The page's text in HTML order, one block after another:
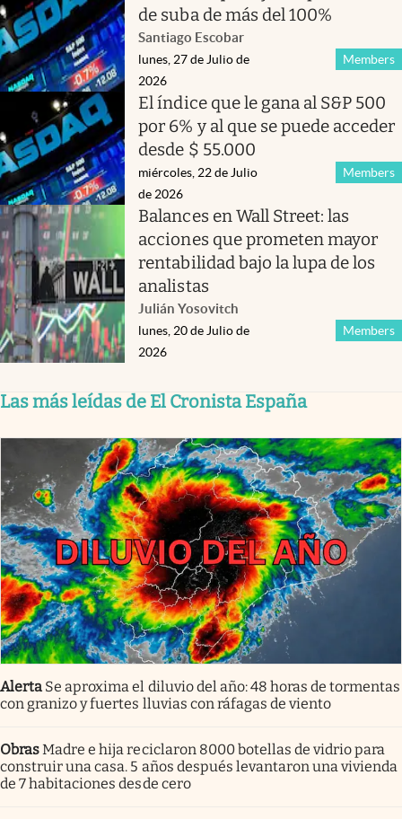
de suba de más del 100%
Santiago Escobar
Members
lunes, 27 de Julio de
2026
El índice que le gana al S&P 500
por 6% y al que se puede acceder
desde $ 55.000
Members
miércoles, 22 de Julio
de 2026
Balances en Wall Street: las
acciones que prometen mayor
rentabilidad bajo la lupa de los
analistas
Julián Yosovitch
Members
lunes, 20 de Julio de
2026
Las más leídas de El Cronista España
Alerta Se aproxima el diluvio del año: 48 horas de tormentas
con granizo y fuertes lluvias con ráfagas de viento
ObrasMadre e hija reciclaron 8000 botellas de vidrio para
construir una casa. 5 años después levantaron una vivienda
de 7 habitaciones desde cero